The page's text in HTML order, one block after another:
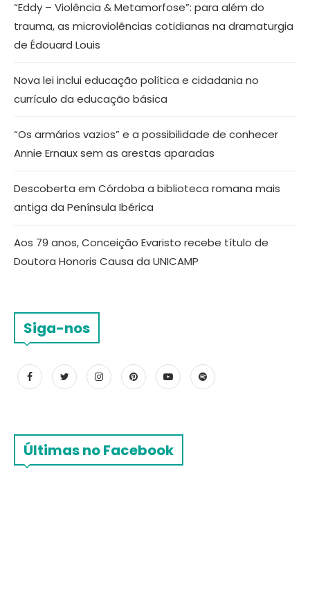
“Eddy – Violência & Metamorfose”: para além do
trauma, as microviolências cotidianas na dramaturgia
de Édouard Louis
Nova lei inclui educação política e cidadania no
currículo da educação básica
“Os armários vazios” e a possibilidade de conhecer
Annie Ernaux sem as arestas aparadas
Descoberta em Córdoba a biblioteca romana mais
antiga da Península Ibérica
Aos 79 anos, Conceição Evaristo recebe título de
Doutora Honoris Causa da UNICAMP
Siga-nos
Últimas no Facebook